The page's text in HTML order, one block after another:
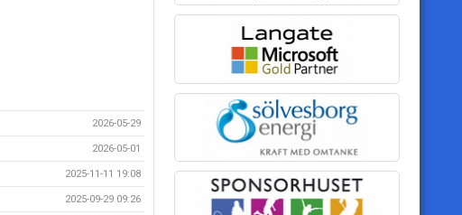
2026-05-29
2026-05-01
2025-11-11 19:08
2025-09-29 09:26